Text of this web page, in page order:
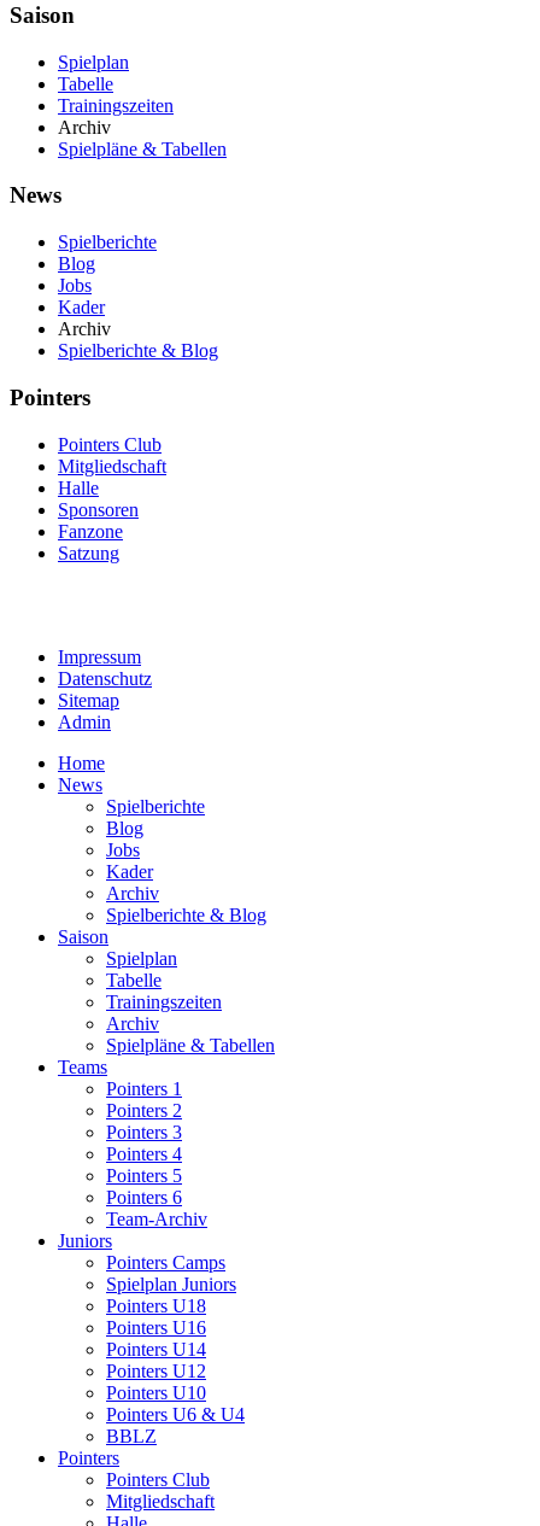
Saison
Spielplan
Tabelle
Trainingszeiten
Archiv
Spielpläne & Tabellen
News
Spielberichte
Blog
Jobs
Kader
Archiv
Spielberichte & Blog
Pointers
Pointers Club
Mitgliedschaft
Halle
Sponsoren
Fanzone
Satzung
Impressum
Datenschutz
Sitemap
Admin
Home
News
Spielberichte
Blog
Jobs
Kader
Archiv
Spielberichte & Blog
Saison
Spielplan
Tabelle
Trainingszeiten
Archiv
Spielpläne & Tabellen
Teams
Pointers 1
Pointers 2
Pointers 3
Pointers 4
Pointers 5
Pointers 6
Team-Archiv
Juniors
Pointers Camps
Spielplan Juniors
Pointers U18
Pointers U16
Pointers U14
Pointers U12
Pointers U10
Pointers U6 & U4
BBLZ
Pointers
Pointers Club
Mitgliedschaft